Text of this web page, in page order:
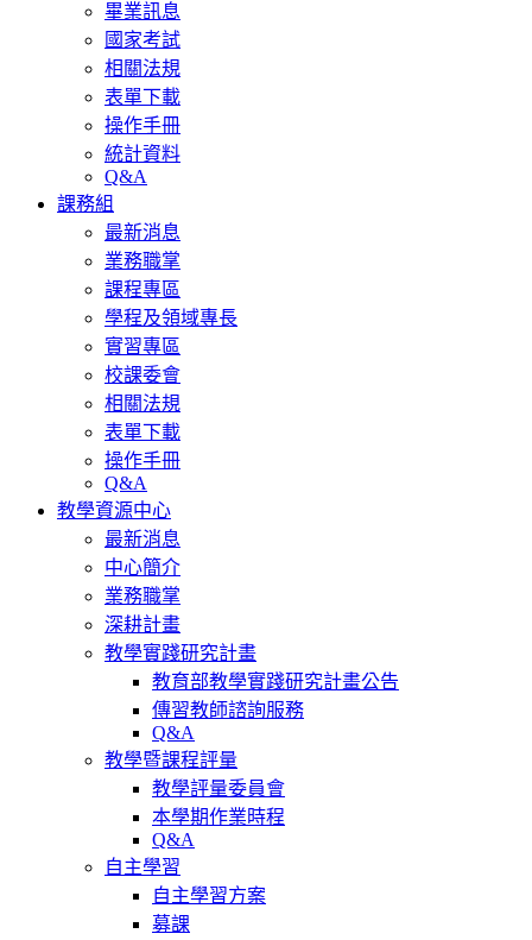
畢業訊息
國家考試
相關法規
表單下載
操作手冊
統計資料
Q&A
課務組
最新消息
業務職掌
課程專區
學程及領域專長
實習專區
校課委會
相關法規
表單下載
操作手冊
Q&A
教學資源中心
最新消息
中心簡介
業務職掌
深耕計畫
教學實踐研究計畫
教育部教學實踐研究計畫公告
傳習教師諮詢服務
Q&A
教學暨課程評量
教學評量委員會
本學期作業時程
Q&A
自主學習
自主學習方案
募課